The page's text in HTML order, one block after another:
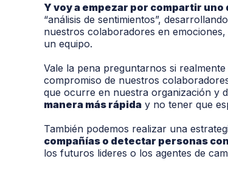
Y voy a empezar por compartir
“análisis de sentimientos”,
nuestros colaboradores en
un equipo.
Vale la pena preguntarnos si
compromiso de nuestros
que ocurre en nuestra organización y
manera más rápida y no tener que
También podemos realizar una
compañías o detectar personas
los futuros lideres o los agentes de